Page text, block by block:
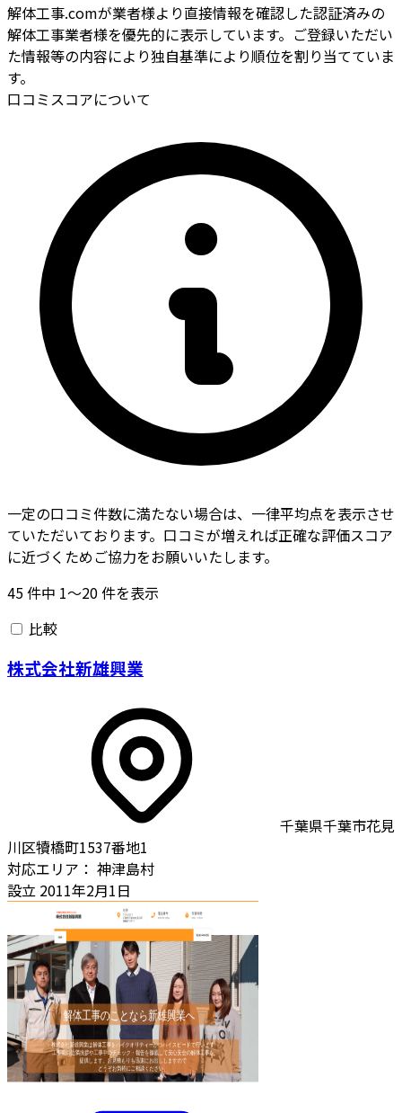
解体工事.comが業者様より直接情報を確認した認証済みの
解体工事業者様を優先的に表示しています。ご登録いただい
た情報等の内容により独自基準により順位を割り当てていま
す。
口コミスコアについて
一定の口コミ件数に満たない場合は、一律平均点を表示させ
ていただいております。口コミが増えれば正確な評価スコア
に近づくためご協力をお願いいたします。
45件中 1〜20件を表示
比較
株式会社新雄興業
千葉県千葉市花見
川区犢橋町1537番地1
対応エリア： 神津島村
設立 2011年2月1日